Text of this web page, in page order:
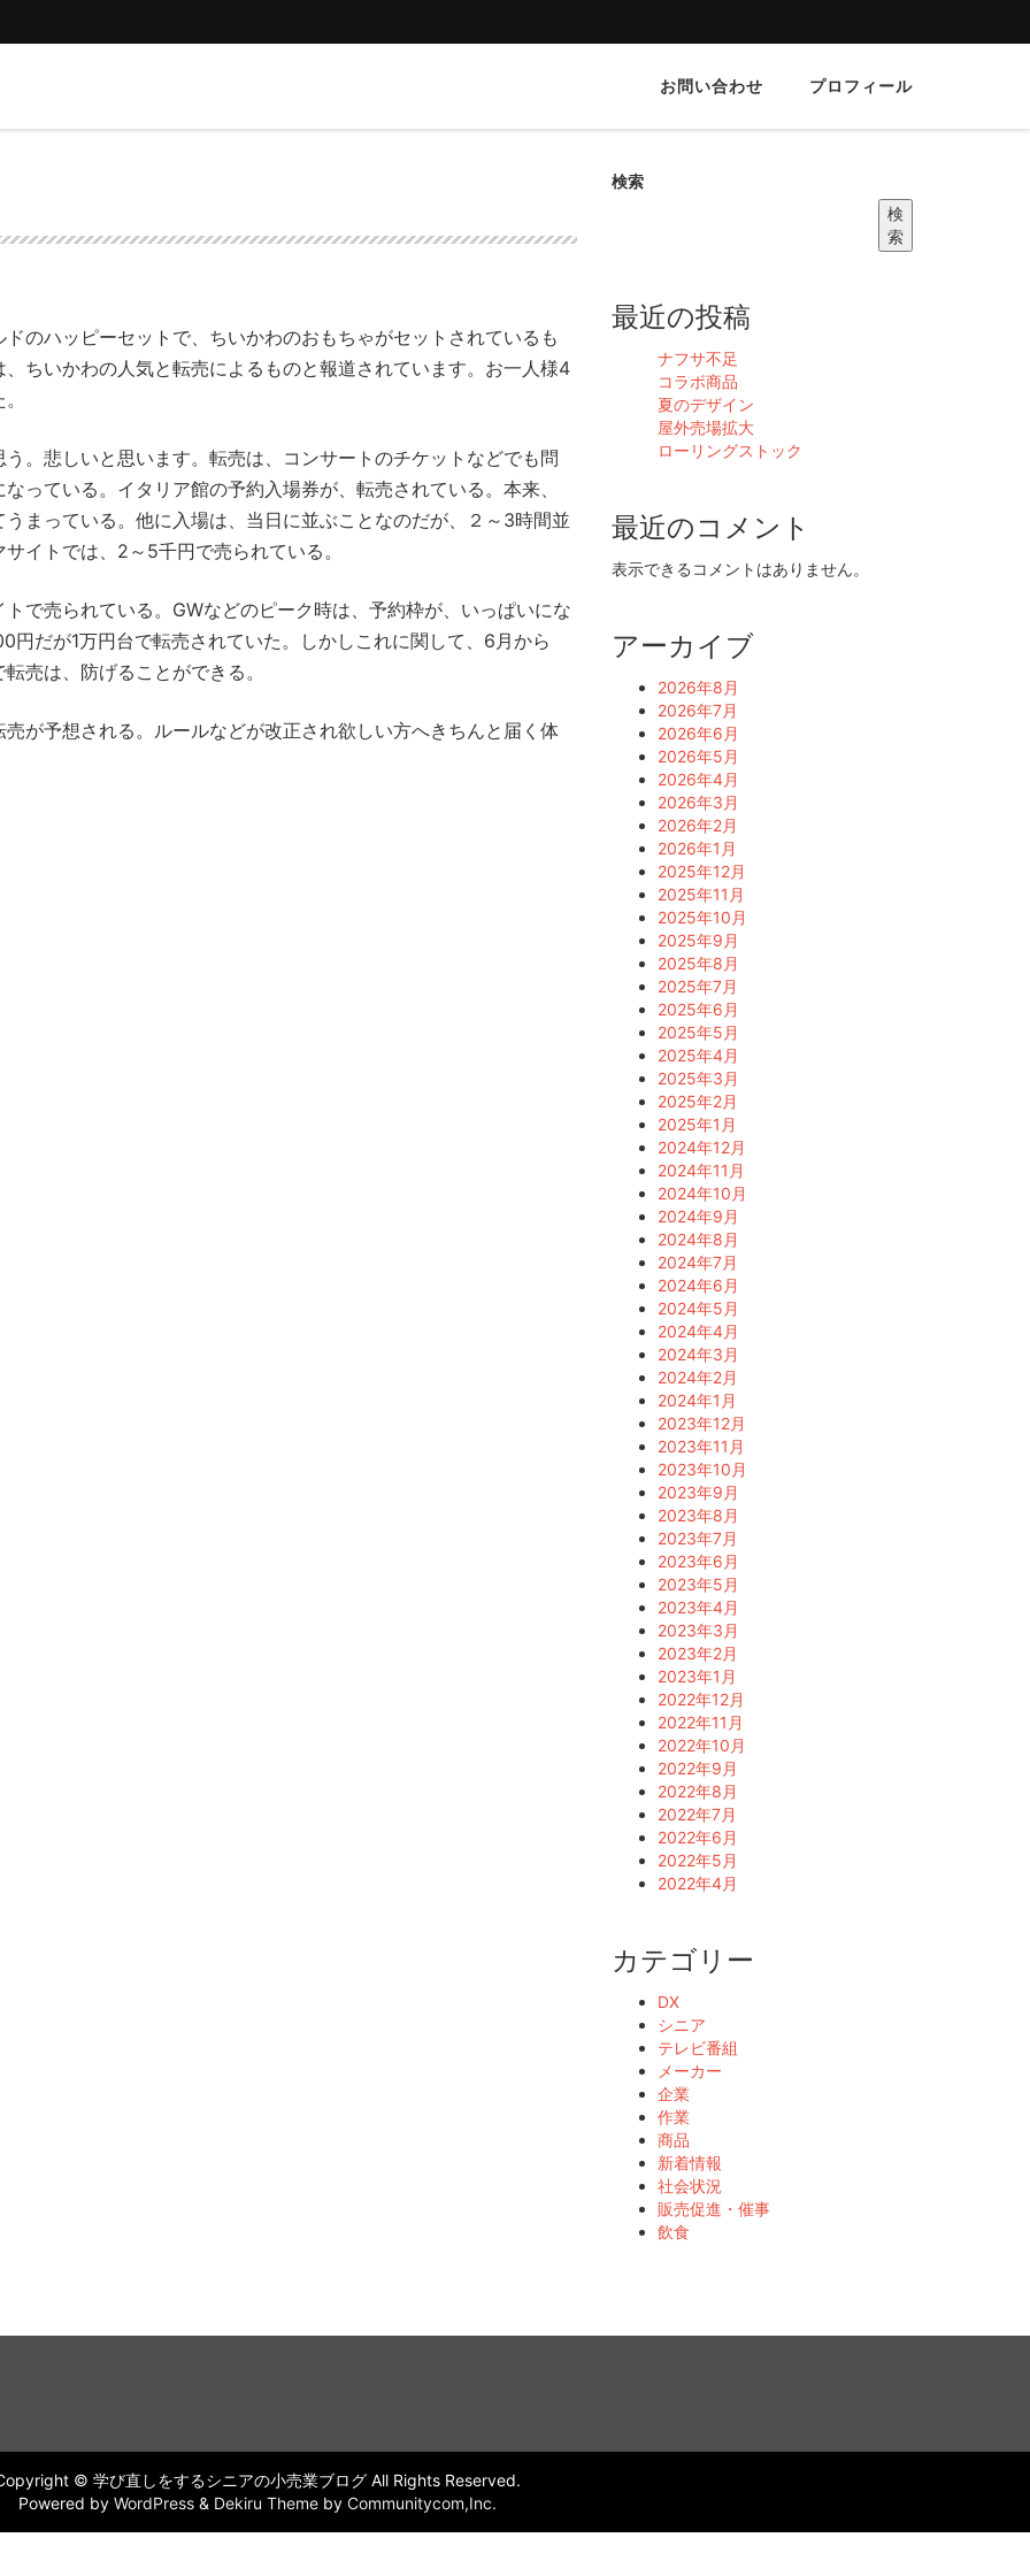
お問い合わせ プロフィール
のハッピーセットで、ちいかわのおもちゃがセットされているも
ちいかわの人気と転売によるものと報道されています。お一人様4
。悲しいと思います。転売は、コンサートのチケットなどでも問
っている。イタリア館の予約入場券が、転売されている。本来、
まっている。他に入場は、当日に並ぶことなのだが、２～3時間並
イトでは、2～5千円で売られている。
で売られている。GWなどのピーク時は、予約枠が、いっぱいにな
円だが1万円台で転売されていた。しかしこれに関して、6月から
売は、防げることができる。
が予想される。ルールなどが改正され欲しい方へきちんと届く体
検索
検
索
最近の投稿
ナフサ不足
コラボ商品
夏のデザイン
屋外売場拡大
ローリングストック
最近のコメント
表示できるコメントはありません。
アーカイブ
2026年8月
2026年7月
2026年6月
2026年5月
2026年4月
2026年3月
2026年2月
2026年1月
2025年12月
2025年11月
2025年10月
2025年9月
2025年8月
2025年7月
2025年6月
2025年5月
2025年4月
2025年3月
2025年2月
2025年1月
2024年12月
2024年11月
2024年10月
2024年9月
2024年8月
2024年7月
2024年6月
2024年5月
2024年4月
2024年3月
2024年2月
2024年1月
2023年12月
2023年11月
2023年10月
2023年9月
2023年8月
2023年7月
2023年6月
2023年5月
2023年4月
2023年3月
2023年2月
2023年1月
2022年12月
2022年11月
2022年10月
2022年9月
2022年8月
2022年7月
2022年6月
2022年5月
2022年4月
カテゴリー
DX
シニア
テレビ番組
メーカー
企業
作業
商品
新着情報
社会状況
販売促進・催事
飲食
© 学び直しをするシニアの小売業ブログ All Rights Reserved.
Powered by WordPress & Dekiru Theme by Communitycom,Inc.